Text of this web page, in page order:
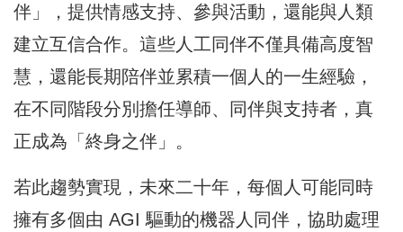
伴」，提供情感支持、參與活動，還能與人類
建立互信合作。這些人工同伴不僅具備高度智
慧，還能長期陪伴並累積一個人的一生經驗，
在不同階段分別擔任導師、同伴與支持者，真
正成為「終身之伴」。
若此趨勢實現，未來二十年，每個人可能同時
擁有多個由 AGI 驅動的機器人同伴，協助處理